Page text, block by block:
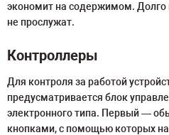
экономит на содержимом.
не прослужат.
Контроллеры
Для контроля за работой
предусматривается блок
электронного типа. Первый —
кнопками, с помощью которых